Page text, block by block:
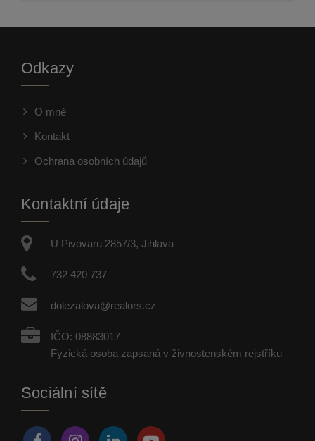
Odkazy
O mně
Kontakt
Ochrana osobních údajů
Kontaktní údaje
U Pivovaru 2857/3, Jihlava
732 420 737
dolezalova@realors.cz
IČO: 08883017
Fyzická osoba zapsaná v živnostenském rejstříku
Sociální sítě